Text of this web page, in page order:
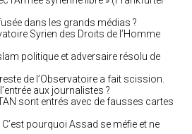
dans les grands médias ?
Syrien des Droits de l’Homme
politique et adversaire résolu de
de l’Observatoire a fait scission.
aux journalistes ?
sont entrés avec de fausses cartes
pourquoi Assad se méfie et ne